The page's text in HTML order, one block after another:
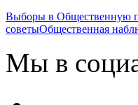
Выборы в Общественную
советыОбщественная
Мы в